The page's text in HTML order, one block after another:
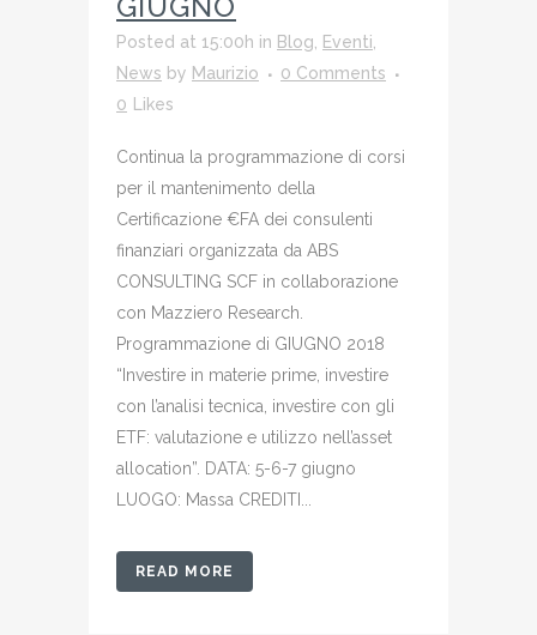
Posted at 15:00h in Blog Eventi
News by Maurizio
0 Comments
0
Likes
Continua la programmazione di corsi
per il mantenimento della
Certificazione €FA dei consulenti
finanziari organizzata da ABS
CONSULTING SCF in collaborazione
con Mazziero Research.
Programmazione di GIUGNO 2018
“Investire in materie prime, investire
con l’analisi tecnica, investire con gli
ETF: valutazione e utilizzo nell’asset
allocation”. DATA: 5-6-7 giugno
LUOGO: Massa CREDITI...
READ MORE